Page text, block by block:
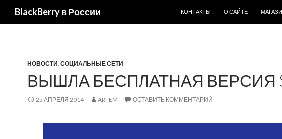
BlackBerry в России
КОНТАКТЫ
О САЙТЕ
НОВОСТИ, СОЦИАЛЬНЫЕ СЕТИ
ВЫШЛА БЕСПЛАТНАЯ ВЕРСИЯ
25 АПРЕЛЯ 2014 ARTEM ОСТАВИТЬ КОММЕНТАРИЙ